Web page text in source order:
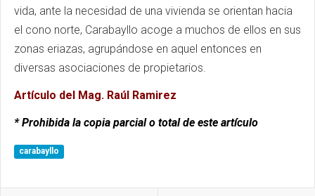
vida, ante la necesidad de una vivienda se orientan hacia
el cono norte, Carabayllo acoge a muchos de ellos en sus
zonas eriazas, agrupándose en aquel entonces en
diversas asociaciones de propietarios.
Artículo del Mag. Raúl Ramirez
* Prohibida la copia parcial o total de este artículo
carabayllo